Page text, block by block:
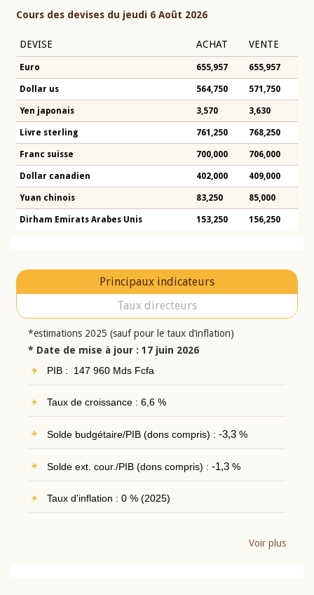
Cours des devises du jeudi 6 Août 2026
DEVISE ACHAT VENTE
Euro 655,957 655,957
Dollar us 564,750 571,750
Yen japonais 3,570 3,630
Livre sterling 761,250 768,250
Franc suisse 700,000 706,000
Dollar canadien 402,000 409,000
Yuan chinois 83,250 85,000
Dirham Emirats Arabes Unis 153,250 156,250
Principaux indicateurs
Taux directeurs
*estimations 2025 (sauf pour le taux d’inflation)
* Date de mise à jour : 17 juin 2026
PIB : 147 960 Mds Fcfa
Taux de croissance : 6,6 %
Solde budgétaire/PIB (dons compris) : -3,3%
Solde ext. cour./PIB (dons compris) : -1,3%
Taux d'inflation : 0 % (2025)
Voir plus